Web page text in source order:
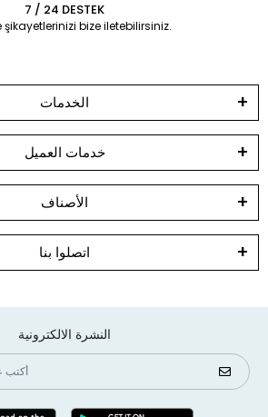
7 / 24 DESTEK
şikayetlerinizi bize iletebilirsiniz.
الخدمات
خدمات العميل
الأصناف
اتصلوا بنا
النشرة الالكترونية